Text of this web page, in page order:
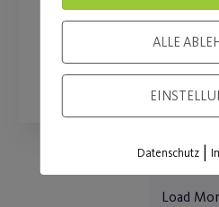
Frauenfußball
WEITERLESEN
Load
ALLE
Datenschutz |